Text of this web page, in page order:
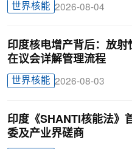
世界核能 2026-08-04
印度核电增产背后：放
在议会详解管理流程
世界核能 2026-08-03
印度《SHANTI核能法》
委及产业界磋商